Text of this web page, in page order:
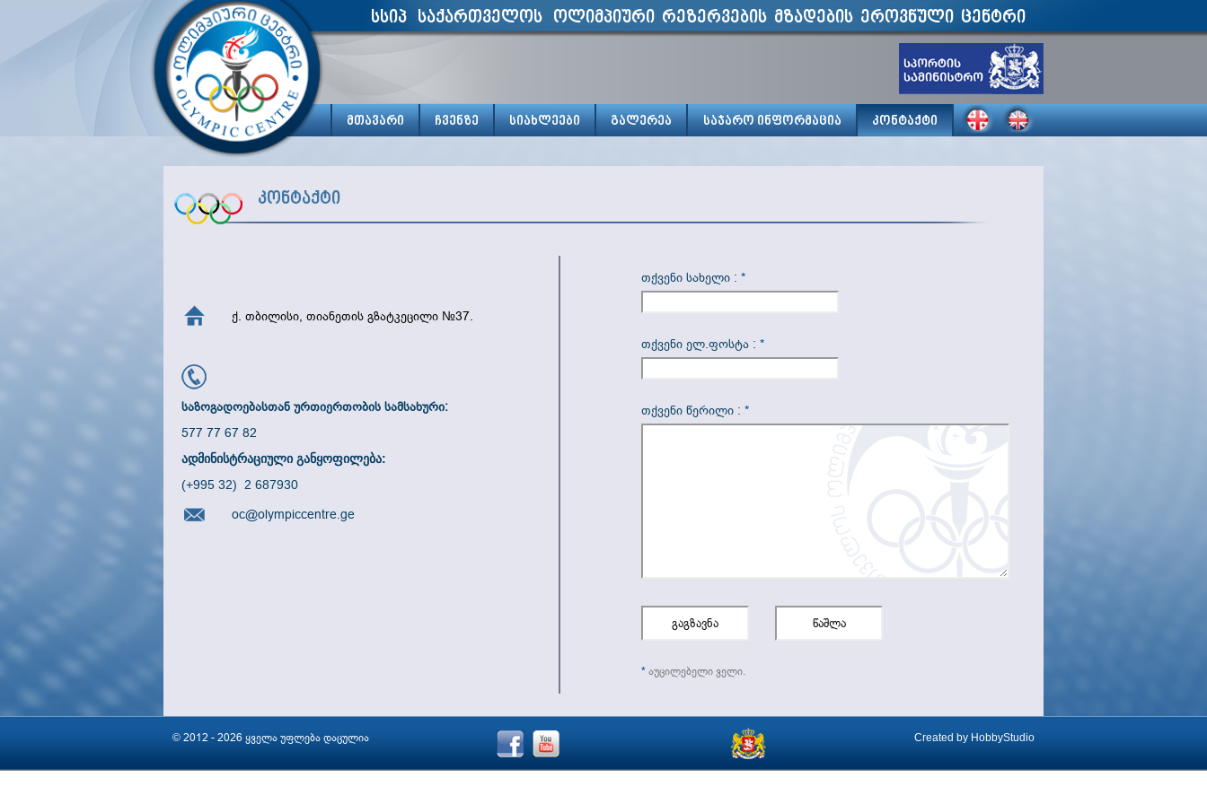
სსიპ საქართველოს ოლიმპიური რეზერვების მზადების ეროვნული ცენტრი
მთავარი ჩვენზე სიახლეები გალერეა საჯარო ინფორმაცია კონტაქტი
კონტაქტი
ქ. თბილისი, თიანეთის გზატკეცილი №37.
საზოგადოებასთან ურთიერთობის სამსახური:
577 77 67 82
ადმინისტრაციული განყოფილება:
(+995 32) 2 687930
oc@olympiccentre.ge
თქვენი სახელი : *
თქვენი ელ.ფოსტა : *
თქვენი წერილი : *
* აუცილებელი ველი.
© 2012 - 2026 ყველა უფლება დაცულია Created by HobbyStudio